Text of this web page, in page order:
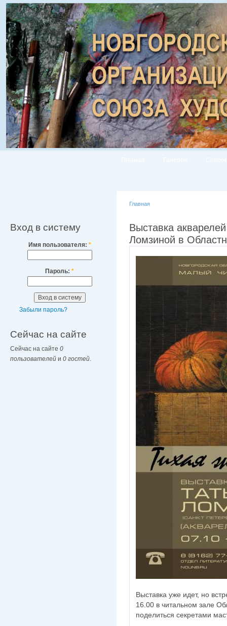
Вход в систему
Имя пользователя: *
Пароль: *
Забыли пароль?
Сейчас на сайте
Сейчас на сайте 0
пользователей и 0 гостей
Главная
Выставка
Ломзиной в
Выставка уже идет, но
16.00 в читальном зале
поделиться секретами